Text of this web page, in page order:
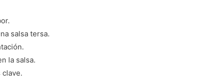
salsa tersa.
la salsa.
clave.